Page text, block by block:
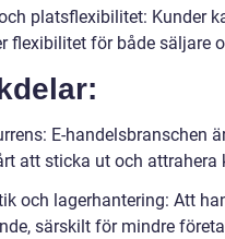
platsflexibilitet: Kunder
flexibilitet för både säljare
E-handelsbranschen
att sticka ut och attrahera
och lagerhantering: Att
särskilt för mindre